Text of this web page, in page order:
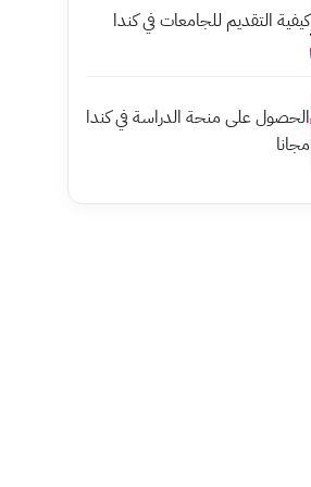
كيفية التقديم للجامعات في كندا
الحصول على منحة الدراسة في كندا
مجانا